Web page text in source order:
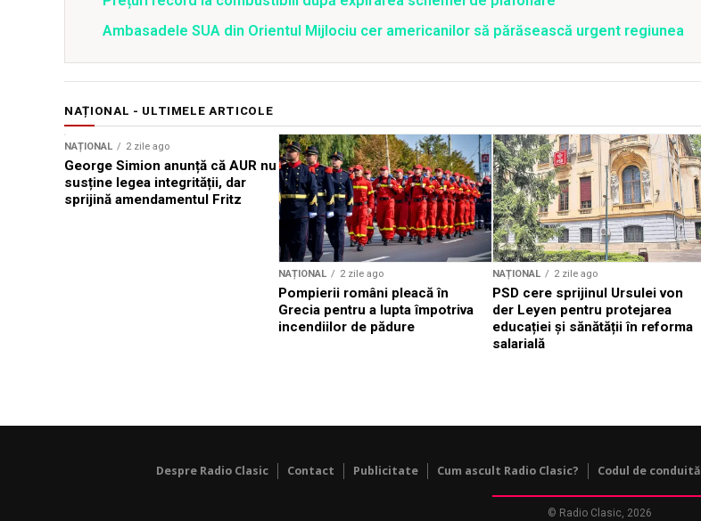
Ambasadele SUA din Orientul Mijlociu cer americanilor să părăsească urgent regiunea
NAȚIONAL - ULTIMELE ARTICOLE
NAȚIONAL 2 zile ago
George Simion anunță că AUR nu
susține legea integrității, dar
sprijină amendamentul Fritz
NAȚIONAL 2 zile ago
Pompierii români pleacă în
Grecia pentru a lupta împotriva
incendiilor de pădure
NAȚIONAL 2 zile ago
PSD cere sprijinul Ursulei von
der Leyen pentru protejarea
educației și sănătății în reforma
salarială
Despre Radio Clasic Contact Publicitate Cum ascult Radio Clasic? Codul de conduită
© Radio Clasic, 2026